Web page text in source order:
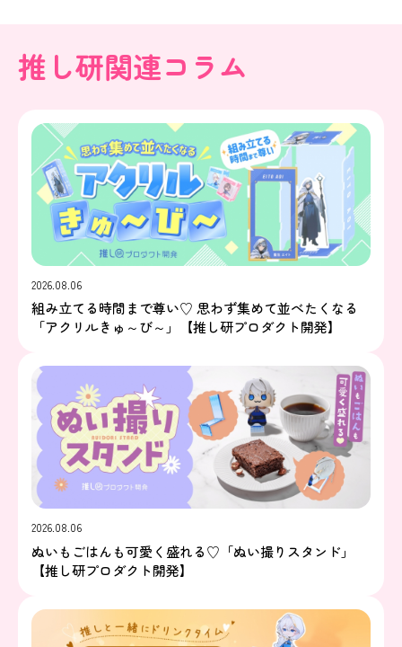
推し研関連コラム
2026.08.06
組み立てる時間まで尊い♡ 思わず集めて並べたくなる
「アクリルきゅ～び～」【推し研プロダクト開発】
2026.08.06
ぬいもごはんも可愛く盛れる♡「ぬい撮りスタンド」
【推し研プロダクト開発】